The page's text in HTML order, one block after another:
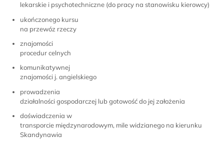
lekarskie i psychotechniczne (do pracy na stanowisku kierowcy)
ukończonego kursu
na przewóz rzeczy
znajomości
procedur celnych
komunikatywnej
znajomości j. angielskiego
prowadzenia
działalności gospodarczej lub gotowość do jej założenia
doświadczenia w
transporcie międzynarodowym, mile widzianego na kierunku
Skandynawia